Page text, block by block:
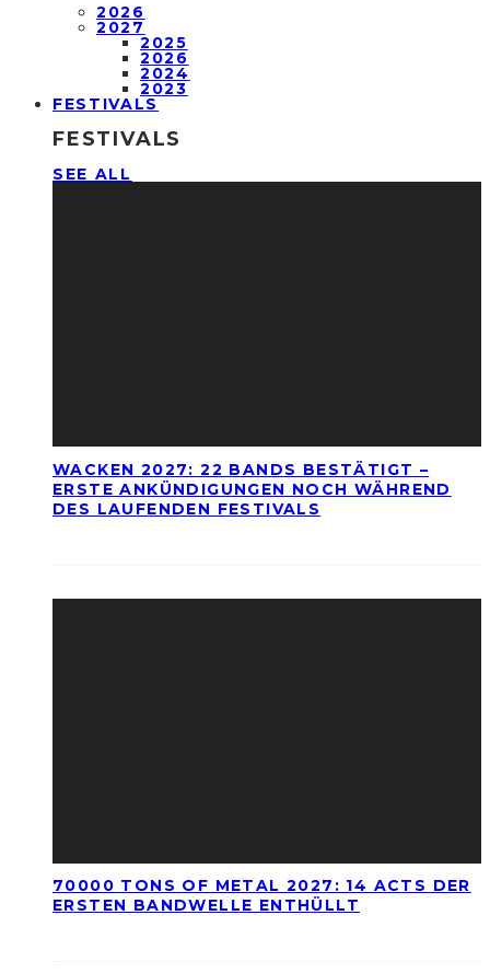
2026
2027
2025
2026
2024
2023
FESTIVALS
FESTIVALS
SEE ALL
WACKEN 2027: 22 BANDS BESTÄTIGT –
ERSTE ANKÜNDIGUNGEN NOCH WÄHREND
DES LAUFENDEN FESTIVALS
70000 TONS OF METAL 2027: 14 ACTS DER
ERSTEN BANDWELLE ENTHÜLLT